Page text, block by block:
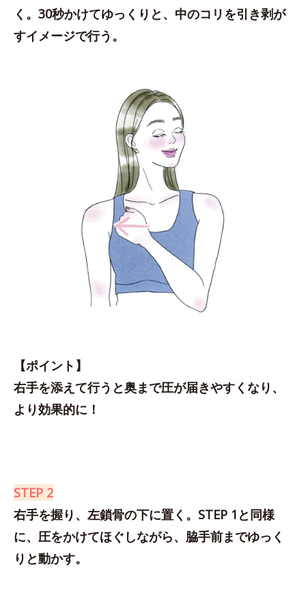
く。30秒かけてゆっくりと、中のコリを引き剥が
すイメージで行う。
【ポイント】
右手を添えて行うと奥まで圧が届きやすくなり、
より効果的に！
STEP 2
右手を握り、左鎖骨の下に置く。STEP 1と同様
に、圧をかけてほぐしながら、脇手前までゆっく
りと動かす。